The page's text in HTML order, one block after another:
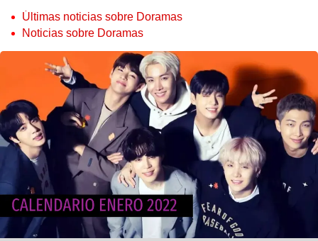
Últimas noticias sobre Doramas
Noticias sobre Doramas